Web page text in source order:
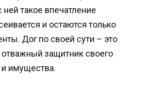
такое впечатление
и остаются только
Дог по своей сути – это
отважный защитник своего
имущества.